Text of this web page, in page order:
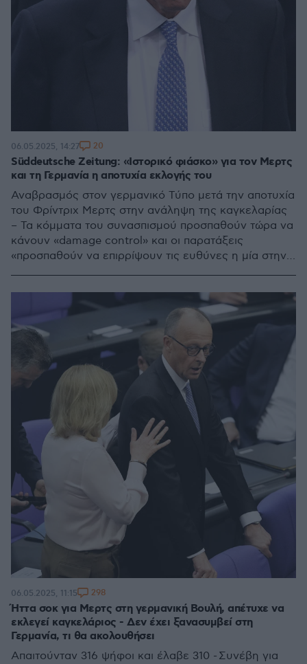
Süddeutsche Zeitung: «Ιστορικό φιάσκο» για τον Μερτς
και τη Γερμανία η αποτυχία εκλογής του
Αναβρασμός στον γερμανικό Τύπο μετά την αποτυχία
του Φρίντριχ Μερτς στην ανάληψη της καγκελαρίας
– Τα κόμματα του συνασπισμού προσπαθούν τώρα να
κάνουν «damage control» και οι παρατάξεις
«προσπαθούν να επιρρίψουν τις ευθύνες η μία στην
06.05.2025, 14:27 20
Ήττα σοκ για Μερτς στη γερμανική Βουλή, απέτυχε να
εκλεγεί καγκελάριος - Δεν έχει ξανασυμβεί στη
Γερμανία, τι θα ακολουθήσει
Απαιτούνταν 316 ψήφοι και έλαβε 310 - Συνέβη για
06.05.2025, 11:15 298